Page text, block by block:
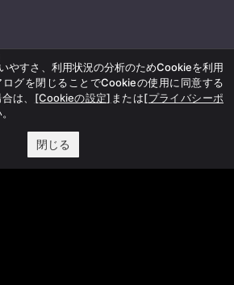
やすさ、利用状況の分析のためCookieを利用
グを閉じることでCookieの使用に同意する
は、 [Cookieの設定] または[プライバシーポ
閉じる